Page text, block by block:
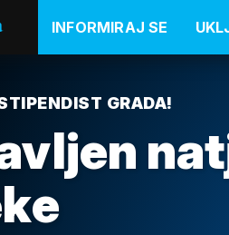
INFORMIRAJ SE
GRADA!